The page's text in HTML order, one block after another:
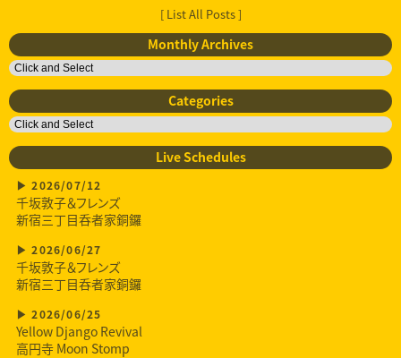
[ List All Posts ]
Monthly Archives
Categories
Live Schedules
2026/07/12
千坂敦子＆フレンズ
新宿三丁目呑者家銅鑼
2026/06/27
千坂敦子＆フレンズ
新宿三丁目呑者家銅鑼
2026/06/25
Yellow Django Revival
高円寺 Moon Stomp